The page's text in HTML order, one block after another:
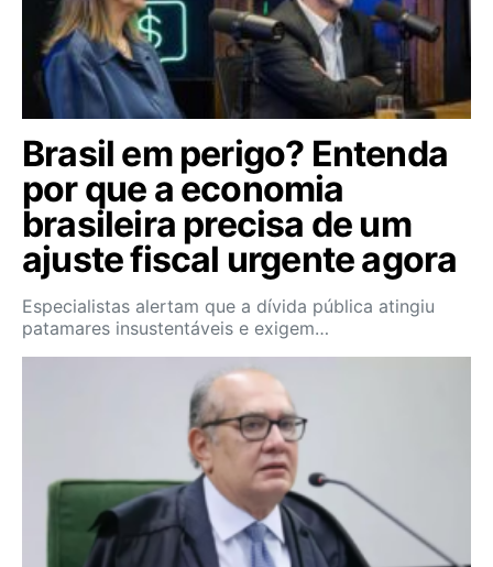
Brasil em perigo? Entenda
por que a economia
brasileira precisa de um
ajuste fiscal urgente agora
Especialistas alertam que a dívida pública atingiu
patamares insustentáveis e exigem…